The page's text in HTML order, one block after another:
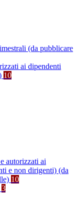
(da pubblicare
ai dipendenti
10
autorizzati ai
e non dirigenti) (da
10
3